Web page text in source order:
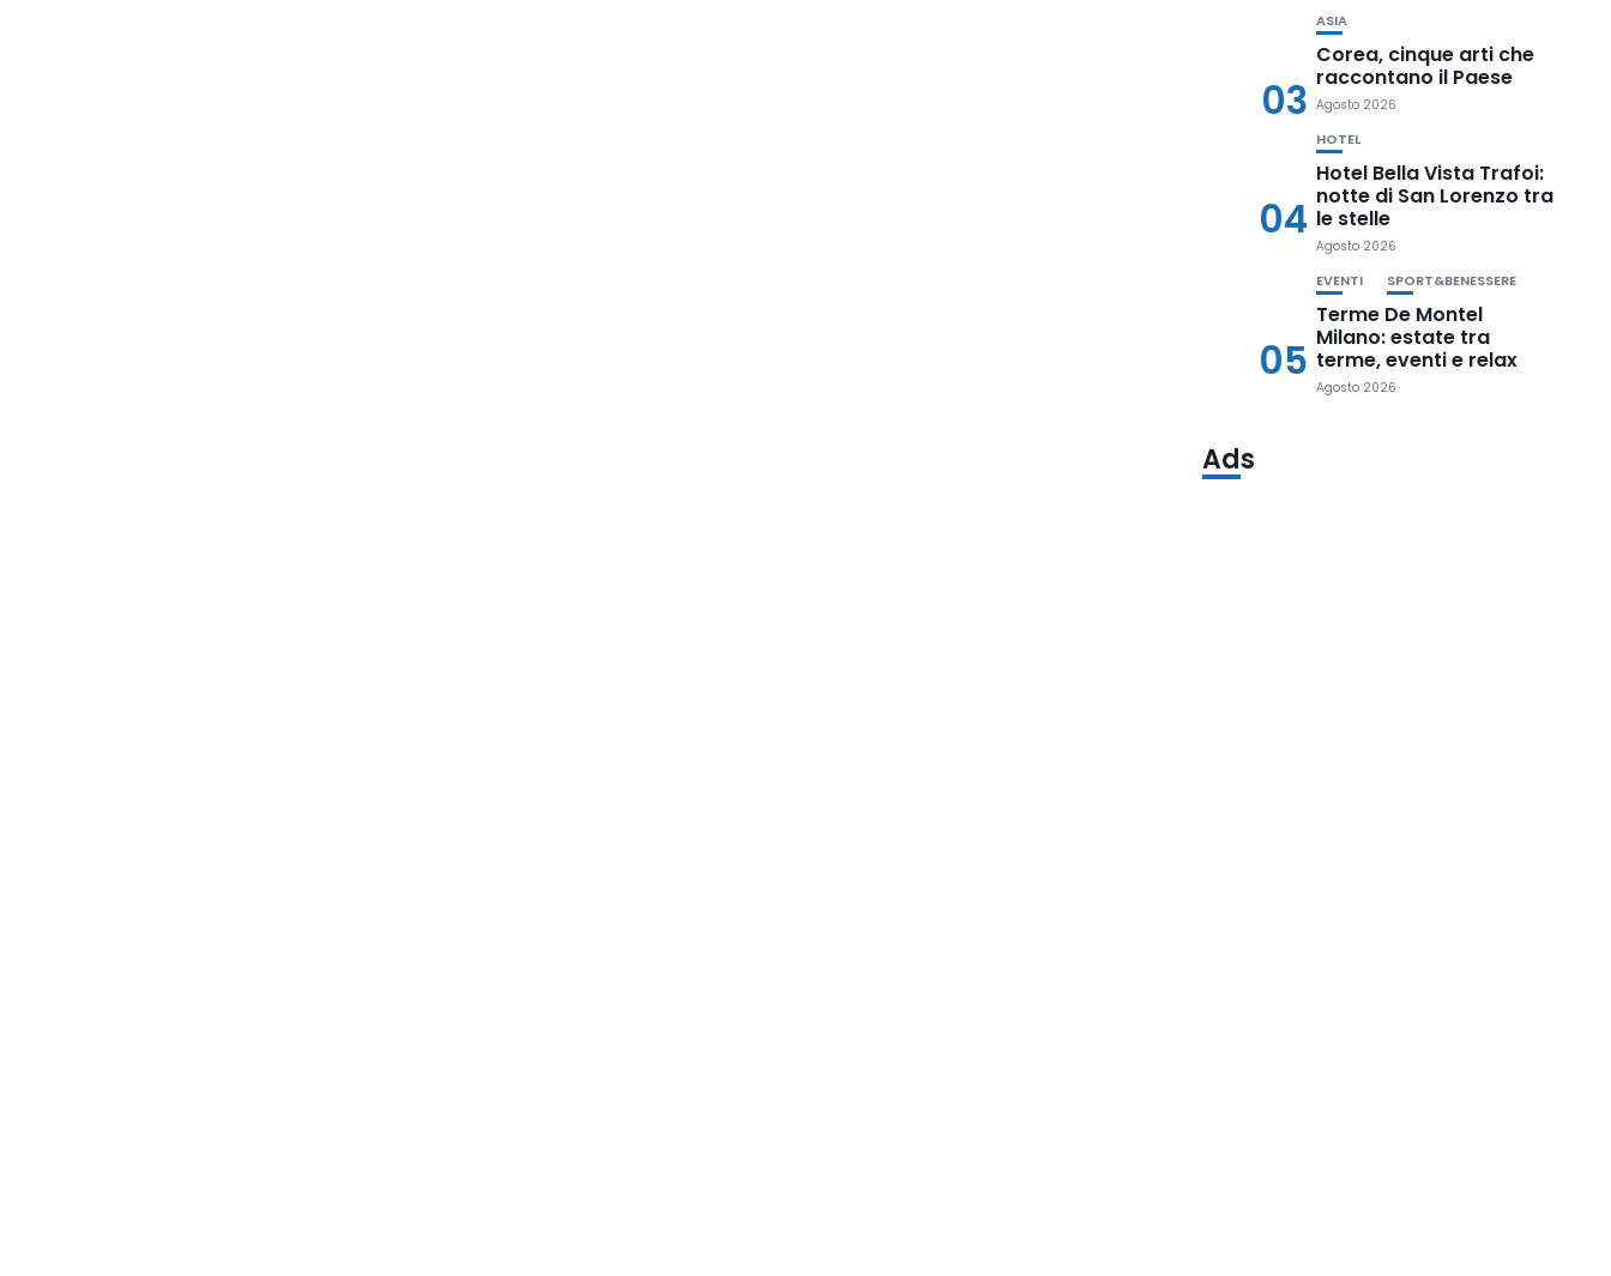
03
ASIA
Corea, cinque arti che
raccontano il Paese
Agosto 2026
04
HOTEL
Hotel Bella Vista Trafoi:
notte di San Lorenzo tra
le stelle
Agosto 2026
05
EVENTI SPORT&BENESSERE
Terme De Montel
Milano: estate tra
terme, eventi e relax
Agosto 2026
Ads